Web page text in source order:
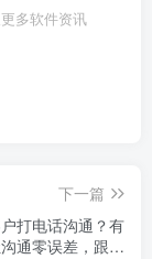
多软件资讯
下一篇
打电话沟通？有
通零误差，跟老